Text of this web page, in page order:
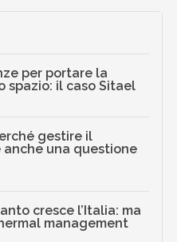
per portare la
spazio: il caso Sitael
gestire il
anche una questione
cresce l’Italia: ma
management